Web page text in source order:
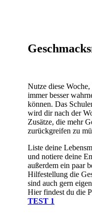
Nutze diese
immer besser
können. Das
wird dir nach der
Zusätze, die mehr
zurückgreifen zu
Liste deine
und notiere deine
außerdem ein paar
Hilfestellung die
sind auch gern
Hier findest du die
TEST 1